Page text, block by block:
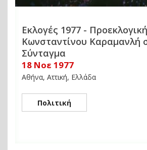
Εκλογές 1977 -
Κωνσταντίνου Καραμανλή
Σύνταγμα
18 Νοε 1977
Αθήνα, Αττική, Ελλάδα
Πολιτική